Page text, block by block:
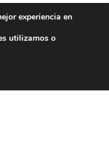
experiencia en
utilizamos o